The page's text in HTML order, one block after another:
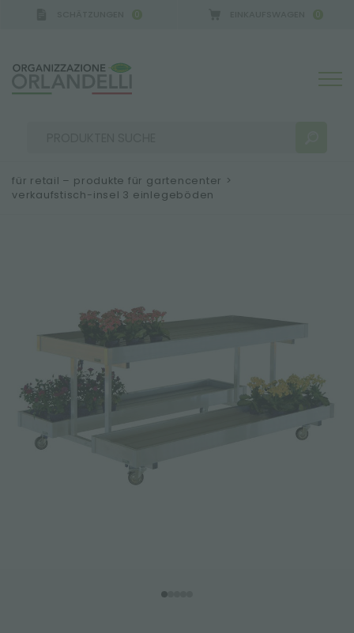
0 0
MEHR ERGEBNISSE FÜR SIE:
für retail – produkte für gartencenter >
verkaufstisch-insel 3 einlegeböden